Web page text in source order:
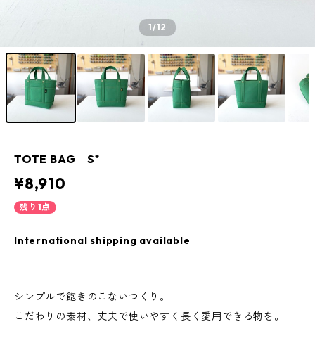
1/12
TOTE BAG S⁺
¥8,910
残り1点
International shipping available
＝＝＝＝＝＝＝＝＝＝＝＝＝＝＝＝＝＝＝＝＝＝＝＝＝
シンプルで飽きのこないつくり。
こだわりの素材、丈夫で使いやすく長く愛用できる物を。
＝＝＝＝＝＝＝＝＝＝＝＝＝＝＝＝＝＝＝＝＝＝＝＝＝